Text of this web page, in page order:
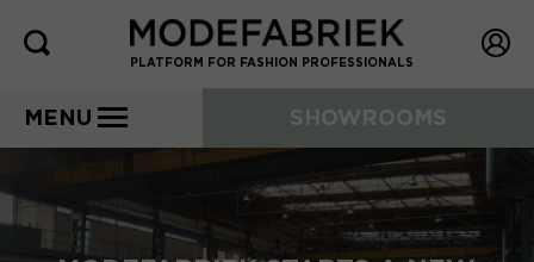
PLATFORM FOR FASHION PROFESSIONALS
MENU SHOWROOMS